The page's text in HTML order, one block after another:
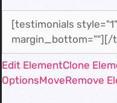
Edit ElementClone
OptionsMoveRemove